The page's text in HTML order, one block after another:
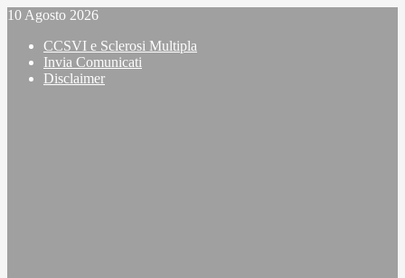
Vai
contenuto
10 Agosto 2026
CCSVI e Sclerosi Multipla
Invia Comunicati
Disclaimer